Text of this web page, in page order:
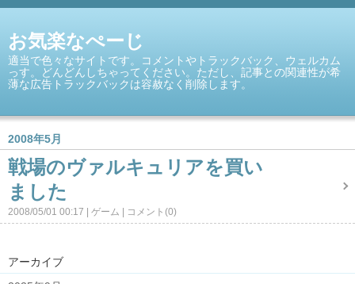
お気楽なぺーじ
適当で色々なサイトです。コメントやトラックバック、ウェルカム
っす。どんどんしちゃってください。ただし、記事との関連性が希
薄な広告トラックバックは容赦なく削除します。
2008年5月
戦場のヴァルキュリアを買い
ました
2008/05/01 00:17 ゲーム コメント(0)
アーカイブ